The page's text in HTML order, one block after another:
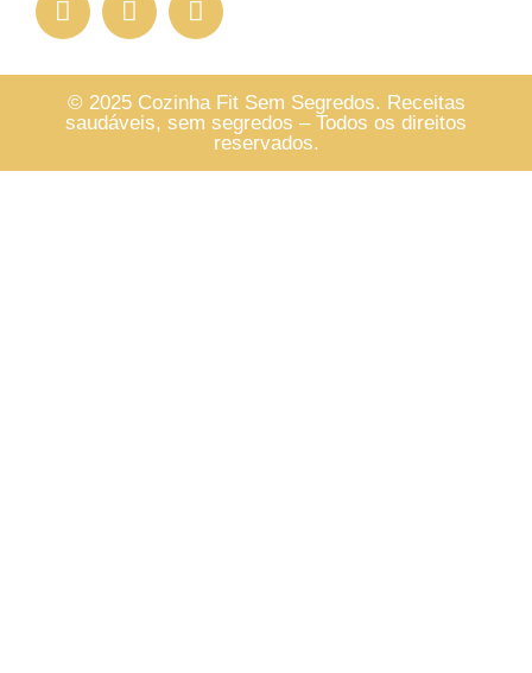
© 2025 Cozinha Fit Sem Segredos. Receitas
saudáveis, sem segredos – Todos os direitos
reservados.